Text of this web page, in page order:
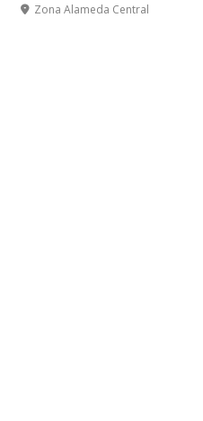
Zona Alameda Central